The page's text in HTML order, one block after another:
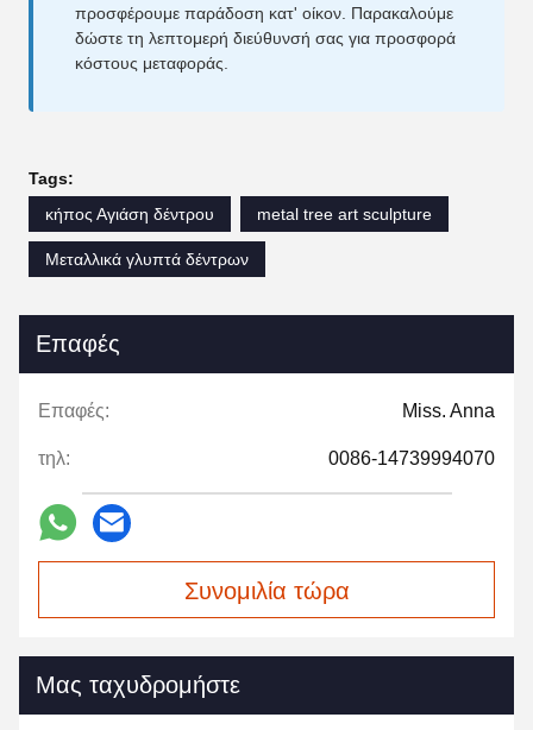
προσφέρουμε παράδοση κατ' οίκον. Παρακαλούμε
δώστε τη λεπτομερή διεύθυνσή σας για προσφορά
κόστους μεταφοράς.
Tags:
κήπος Αγιάση δέντρου
metal tree art sculpture
Μεταλλικά γλυπτά δέντρων
Επαφές
Επαφές: Miss. Anna
τηλ: 0086-14739994070
Συνομιλία τώρα
Μας ταχυδρομήστε